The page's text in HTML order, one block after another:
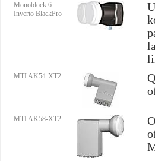
Monoblock 6
Inverto BlackPro
MTI AK54-XT2
MTI AK58-XT2